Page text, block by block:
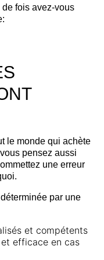
fois avez-vous
le monde qui achète
pensez aussi
une erreur
par une
et compétents
efficace en cas